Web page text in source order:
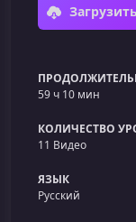
Загрузить
59 ч 10 мин
КОЛИЧЕСТВО
11 Видео
ЯЗЫК
Русский